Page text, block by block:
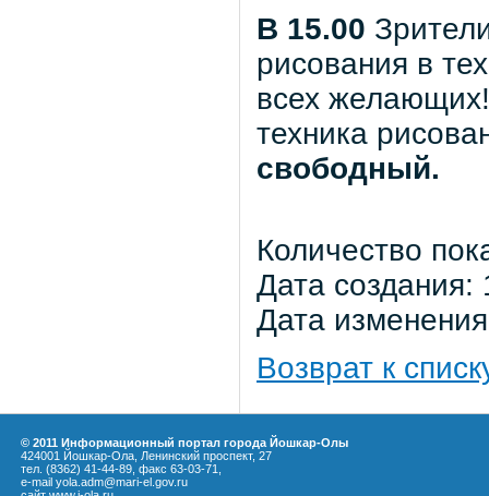
В 15.00
рисования в
всех
техника
свободный.
Количество
Дата
Дата
Возврат к
© 2011 Информационный портал города Йошкар-Олы
424001 Йошкар-Ола, Ленинский проспект, 27
тел. (8362) 41-44-89, факс 63-03-71,
e-mail yola.adm@mari-el.gov.ru